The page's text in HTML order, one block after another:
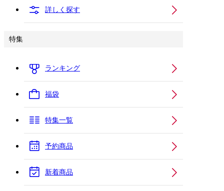
詳しく探す
特集
ランキング
福袋
特集一覧
予約商品
新着商品